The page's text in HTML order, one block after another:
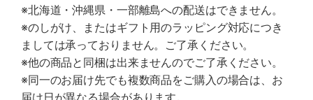
※北海道・沖縄県・一部離島への配送はできません。
※のしがけ、またはギフト用のラッピング対応につき
ましては承っておりません。ご了承ください。
※他の商品と同梱は出来ませんのでご了承ください。
※同一のお届け先でも複数商品をご購入の場合は、お
届け日が異なる場合があります。